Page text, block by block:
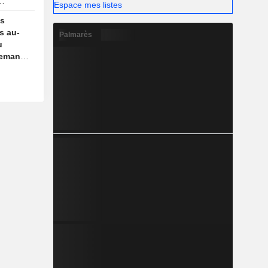
au-
Espace mes listes
Palmarès